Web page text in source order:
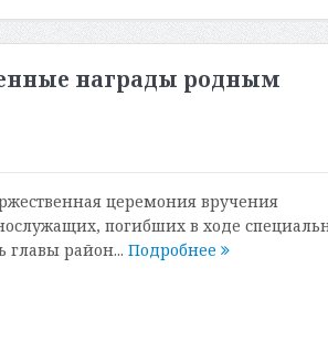
награды родным
церемония вручения
погибших в ходе
главы район... Подробнее